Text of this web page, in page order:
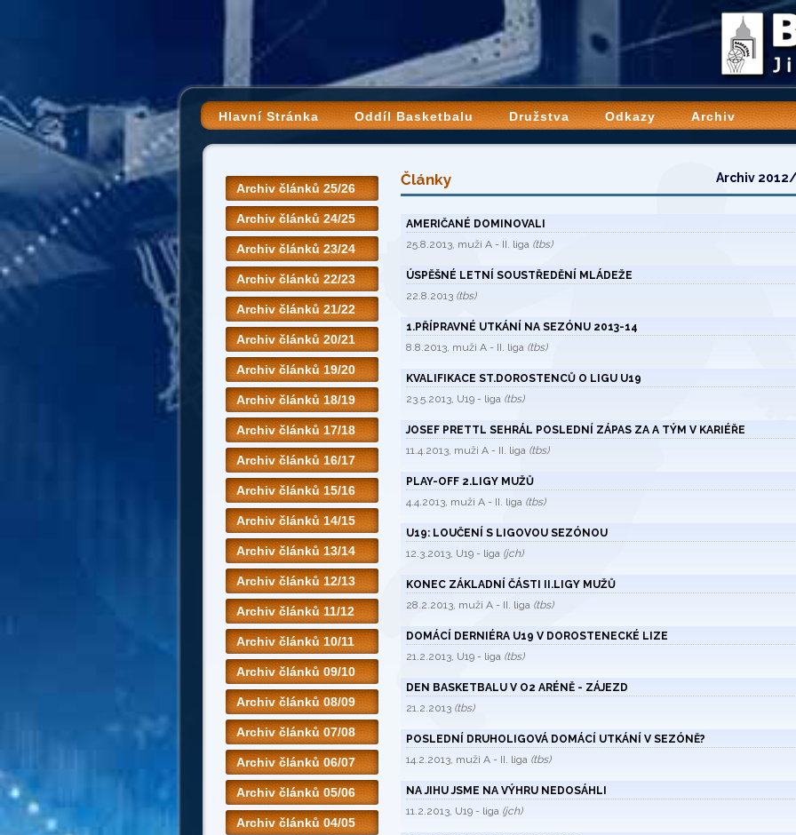
Hlavní Stránka Oddíl Basketbalu Družstva Odkazy Archiv
Archiv článků 25/26
Archiv článků 24/25
Archiv článků 23/24
Archiv článků 22/23
Archiv článků 21/22
Archiv článků 20/21
Archiv článků 19/20
Archiv článků 18/19
Archiv článků 17/18
Archiv článků 16/17
Archiv článků 15/16
Archiv článků 14/15
Archiv článků 13/14
Archiv článků 12/13
Archiv článků 11/12
Archiv článků 10/11
Archiv článků 09/10
Archiv článků 08/09
Archiv článků 07/08
Archiv článků 06/07
Archiv článků 05/06
Archiv článků 04/05
Články Archiv
AMERIČANÉ DOMINOVALI
25.8.2013, muži A - II. liga (tbs)
ÚSPĚŠNÉ LETNÍ SOUSTŘEDĚNÍ MLÁDEŽE
22.8.2013 (tbs)
1.PŘÍPRAVNÉ UTKÁNÍ NA SEZÓNU 2013-14
8.8.2013, muži A - II. liga (tbs)
KVALIFIKACE ST.DOROSTENCŮ O LIGU U19
23.5.2013, U19 - liga (tbs)
JOSEF PRETTL SEHRÁL POSLEDNÍ ZÁPAS ZA A TÝM V KARIÉŘE
11.4.2013, muži A - II. liga (tbs)
PLAY-OFF 2.LIGY MUŽŮ
4.4.2013, muži A - II. liga (tbs)
U19: LOUČENÍ S LIGOVOU SEZÓNOU
12.3.2013, U19 - liga (jch)
KONEC ZÁKLADNÍ ČÁSTI II.LIGY MUŽŮ
28.2.2013, muži A - II. liga (tbs)
DOMÁCÍ DERNIÉRA U19 V DOROSTENECKÉ LIZE
21.2.2013, U19 - liga (tbs)
DEN BASKETBALU V O2 ARÉNĚ - ZÁJEZD
21.2.2013 (tbs)
POSLEDNÍ DRUHOLIGOVÁ DOMÁCÍ UTKÁNÍ V SEZÓNĚ?
14.2.2013, muži A - II. liga (tbs)
NA JIHU JSME NA VÝHRU NEDOSÁHLI
11.2.2013, U19 - liga (jch)